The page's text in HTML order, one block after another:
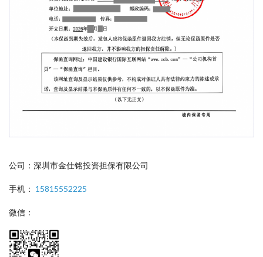
公司：深圳市金仕铭投资担保有限公司
手机： 15815552225
微信：